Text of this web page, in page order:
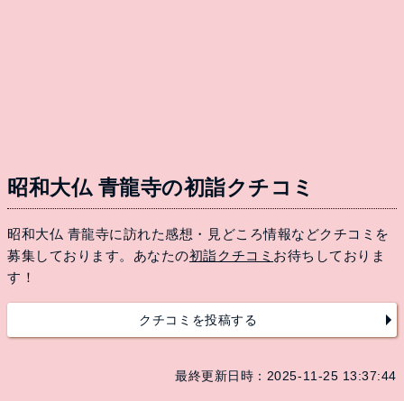
昭和大仏 青龍寺の初詣クチコミ
昭和大仏 青龍寺に訪れた感想・見どころ情報などクチコミを
募集しております。あなたの初詣クチコミ お待ちしておりま
す！
クチコミを投稿する
最終更新日時：2025-11-25 13:37:44